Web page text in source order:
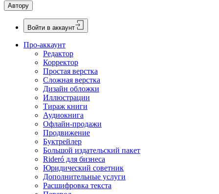
Автору
Войти в аккаунт
Про-аккаунт
Редактор
Корректор
Простая верстка
Сложная верстка
Дизайн обложки
Иллюстрации
Тираж книги
Аудиокнига
Офлайн-продажи
Продвижение
Буктрейлер
Большой издательский пакет
Rideró для бизнеса
Юридический советник
Дополнительные услуги
Расшифровка текста